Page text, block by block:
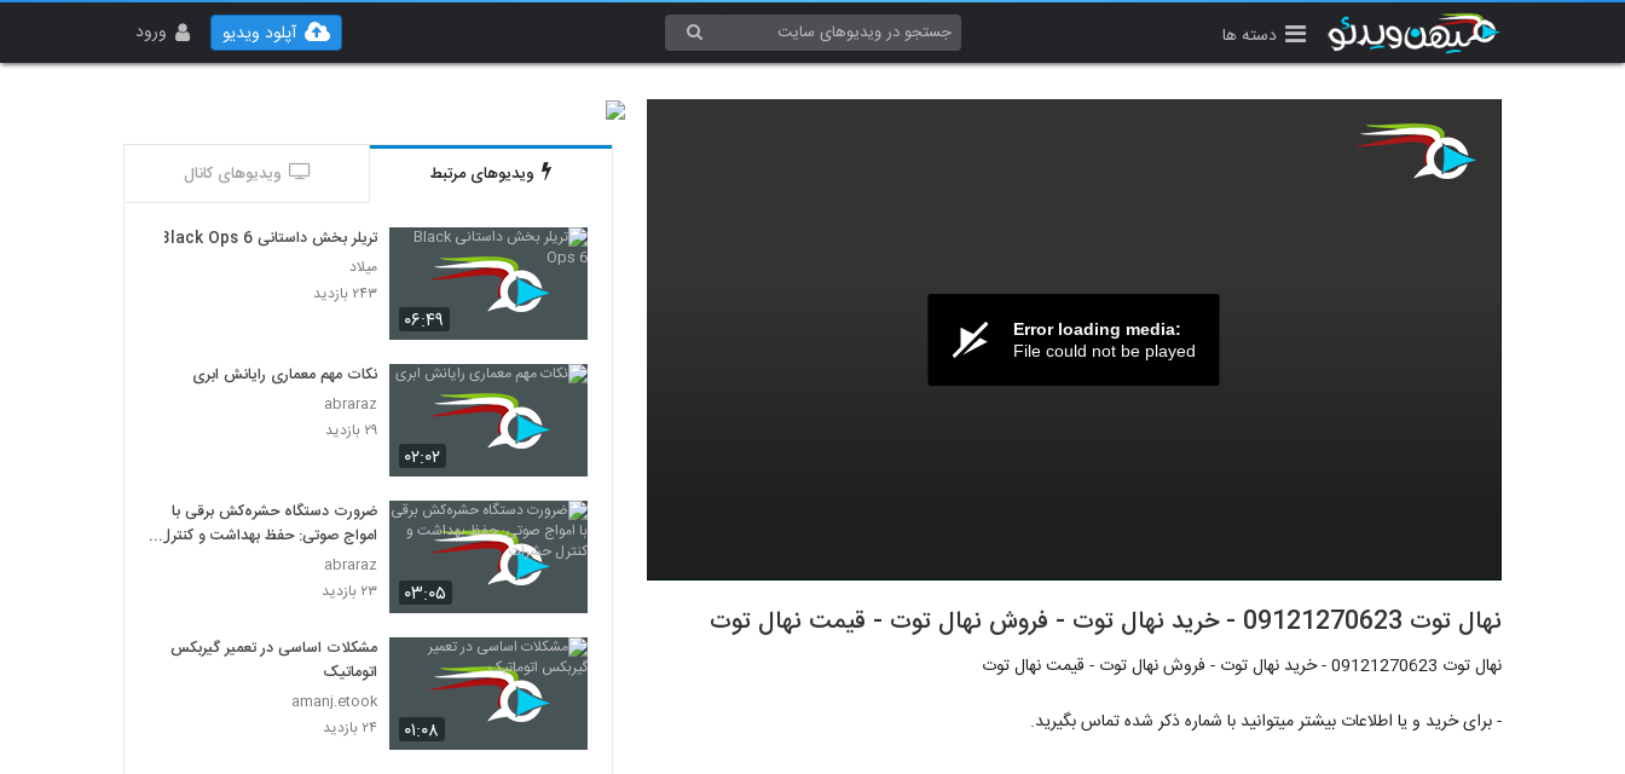
دسته ها ورود آپلود ویدیو
Error loading media:
File could not be played
نهال توت 09121270623 - خرید نهال توت - فروش نهال توت - قیمت نهال توت
نهال توت 09121270623 - خرید نهال توت - فروش نهال توت - قیمت نهال توت
- برای خرید و یا اطلاعات بیشتر میتوانید با شماره ذکر شده تماس بگیرید.
ویدیوهای مرتبط ویدیوهای کانال
۰۶:۴۹
تریلر بخش داستانی Black Ops 6
میلاد
۲۴۳ بازدید
۰۲:۰۲
نکات مهم معماری رایانش ابری
abraraz
۲۹ بازدید
۰۳:۰۵
ضرورت دستگاه حشره‌کش برقی با
امواج صوتی: حفظ بهداشت و کنترل
حشرات
abraraz
۲۳ بازدید
۰۱:۰۸
مشکلات اساسی در تعمیر گیربکس
اتوماتیک
amanj.etook
۲۴ بازدید